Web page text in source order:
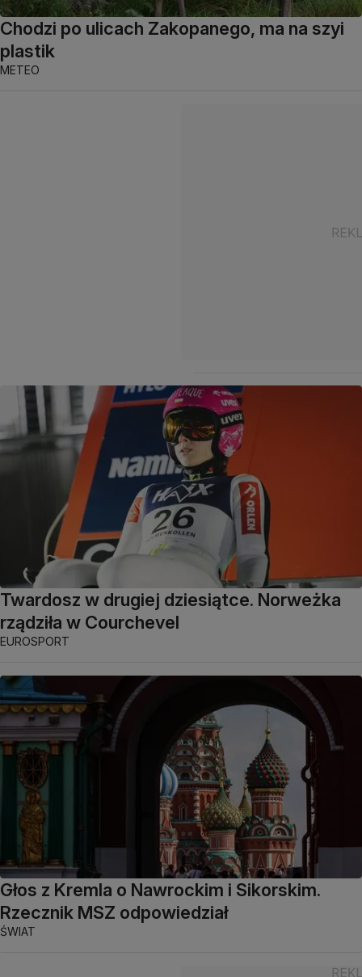
Chodzi po ulicach Zakopanego, ma na szyi
plastik
METEO
Twardosz w drugiej dziesiątce. Norweżka
rządziła w Courchevel
EUROSPORT
Głos z Kremla o Nawrockim i Sikorskim.
Rzecznik MSZ odpowiedział
ŚWIAT